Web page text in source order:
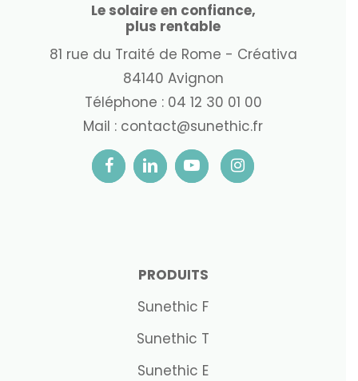
Le solaire en confiance,
plus rentable
81 rue du Traité de Rome - Créativa
84140 Avignon
Téléphone : 04 12 30 01 00
Mail : contact@sunethic.fr
PRODUITS
Sunethic F
Sunethic T
Sunethic E